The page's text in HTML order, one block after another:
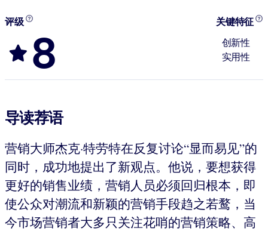
评级
8
关键特征
创新性
实用性
导读荐语
营销大师杰克·特劳特在反复讨论“显而易见”的
同时，成功地提出了新观点。他说，要想获得
更好的销售业绩，营销人员必须回归根本，即
使公众对潮流和新颖的营销手段趋之若鹜，当
今市场营销者大多只关注花哨的营销策略、高